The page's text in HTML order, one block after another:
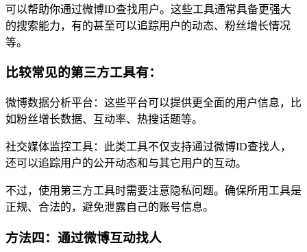
可以帮助你通过微博ID查找用户。这些工具通常具备更强大
的搜索能力，有的甚至可以追踪用户的动态、粉丝增长情况
等。
比较常见的第三方工具有：
微博数据分析平台：这些平台可以提供更全面的用户信息，比
如粉丝增长数据、互动率、热搜话题等。
社交媒体监控工具：此类工具不仅支持通过微博ID查找人，
还可以追踪用户的公开动态和与其它用户的互动。
不过，使用第三方工具时需要注意隐私问题。确保所用工具是
正规、合法的，避免泄露自己的账号信息。
方法四：通过微博互动找人